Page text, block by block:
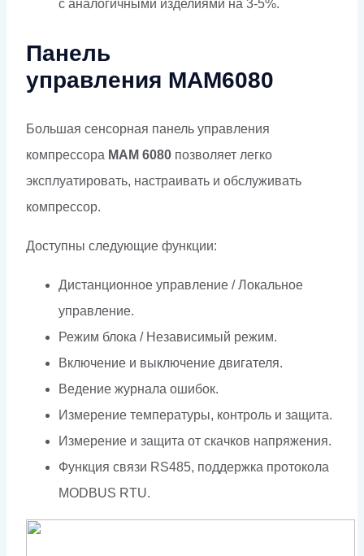
с аналогичными изделиями на 3-5%.
Панель
управления МАМ6080
Большая сенсорная панель управления
компрессора MAM 6080 позволяет легко
эксплуатировать, настраивать и обслуживать
компрессор.
Доступны следующие функции:
Дистанционное управление / Локальное
управление.
Режим блока / Независимый режим.
Включение и выключение двигателя.
Ведение журнала ошибок.
Измерение температуры, контроль и защита.
Измерение и защита от скачков напряжения.
Функция связи RS485, поддержка протокола
MODBUS RTU.